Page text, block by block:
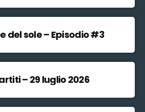
del sole – Episodio #3
– 29 luglio 2026